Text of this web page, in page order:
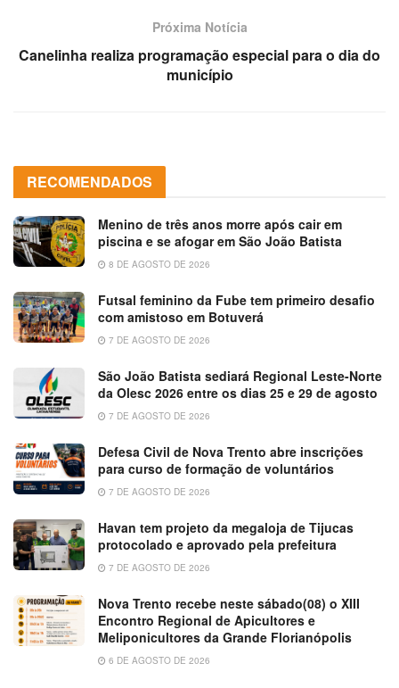
Próxima Notícia
Canelinha realiza programação especial para o dia do
município
RECOMENDADOS
Menino de três anos morre após cair em
piscina e se afogar em São João Batista
8 DE AGOSTO DE 2026
Futsal feminino da Fube tem primeiro desafio
com amistoso em Botuverá
7 DE AGOSTO DE 2026
São João Batista sediará Regional Leste-Norte
da Olesc 2026 entre os dias 25 e 29 de agosto
7 DE AGOSTO DE 2026
Defesa Civil de Nova Trento abre inscrições
para curso de formação de voluntários
7 DE AGOSTO DE 2026
Havan tem projeto da megaloja de Tijucas
protocolado e aprovado pela prefeitura
7 DE AGOSTO DE 2026
Nova Trento recebe neste sábado(08) o XIII
Encontro Regional de Apicultores e
Meliponicultores da Grande Florianópolis
6 DE AGOSTO DE 2026